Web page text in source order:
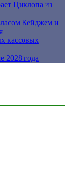
Циклопа из
Кейджем и
кассовых
2028 года